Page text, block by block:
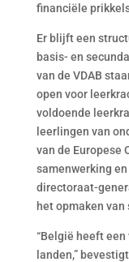
financiële
Er blijft een
basis- en
van de VDAB
open voor
voldoende
leerlingen van
van de Europese
samenwerking
directoraat-
het opmaken
“België heeft een
landen,”